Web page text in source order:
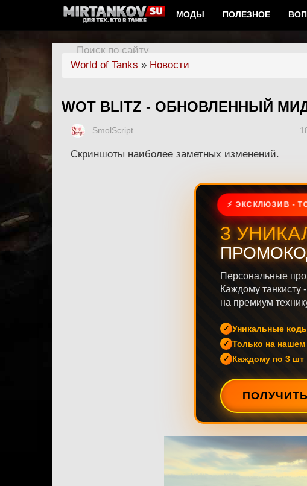
МОДЫ ПОЛЕЗНОЕ
Поиск по сайту
World of Tanks » Новости
WOT BLITZ - ОБНОВЛЕННЫЙ
SmolScript
Скриншоты наиболее заметных изменений.
⚡ ЭКСКЛЮЗИВ -
3
Персональные
Каждому танкисту
на премиум
Уникальные
Только на нашем
Каждому по 3 шт